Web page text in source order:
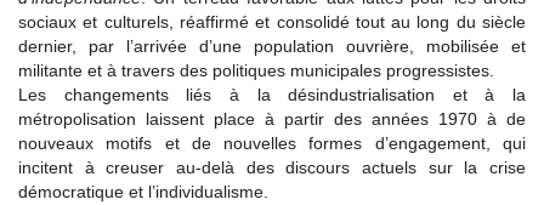
sociaux et culturels, réaffirmé et consolidé tout au long du siècle
dernier, par l’arrivée d’une population ouvrière, mobilisée et
militante et à travers des politiques municipales progressistes.
Les changements liés à la désindustrialisation et à la
métropolisation laissent place à partir des années 1970 à de
nouveaux motifs et de nouvelles formes d’engagement, qui
incitent à creuser au-delà des discours actuels sur la crise
démocratique et l’individualisme.